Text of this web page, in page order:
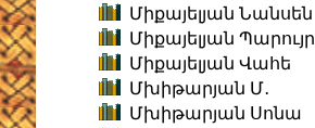
Միքայելյան Նանսեն
Միքայելյան Պարույր
Միքայելյան Վահե
Մխիթարյան Մ․
Մխիթարյան Սոնա